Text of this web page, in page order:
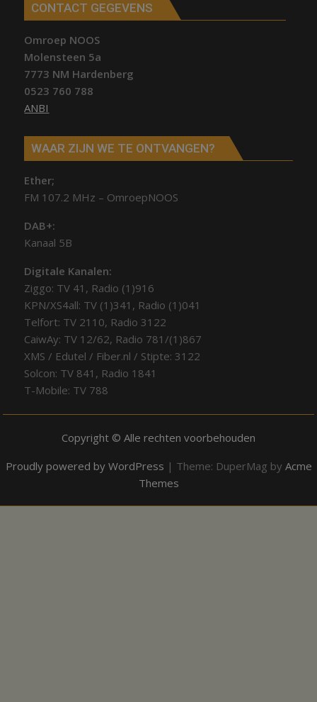
CONTACT GEGEVENS
Omroep NOOS
Molensteen 5a
7773 NM Hardenberg
0523 760 788
ANBI
WAAR ZIJN WE TE ONTVANGEN?
Ether;
FM 107.2 MHz – OmroepNOOS
DAB+:
Kanaal 5B
Digitale Kanalen:
Ziggo: TV 41, Radio (1)916
KPN/XS4all: TV (1)341, Radio (1)041
Telfort: TV 2110, Radio 3122
CaiwAy: TV 12/62, Radio 781/(1)867
XMS / Edutel / Fiber.nl / Stipte: 3122
Solcon: TV 841, Radio 1841
T-Mobile: TV 788
Copyright © Alle rechten voorbehouden
Proudly powered by WordPress | Theme: DuperMag by Acme
Themes